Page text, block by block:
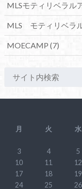
MLSモティリベラル
MLS モティリベラ
MOECAMP (7)
月
火 水
3
4 5
10
11 12
17
18 19
24
25 26